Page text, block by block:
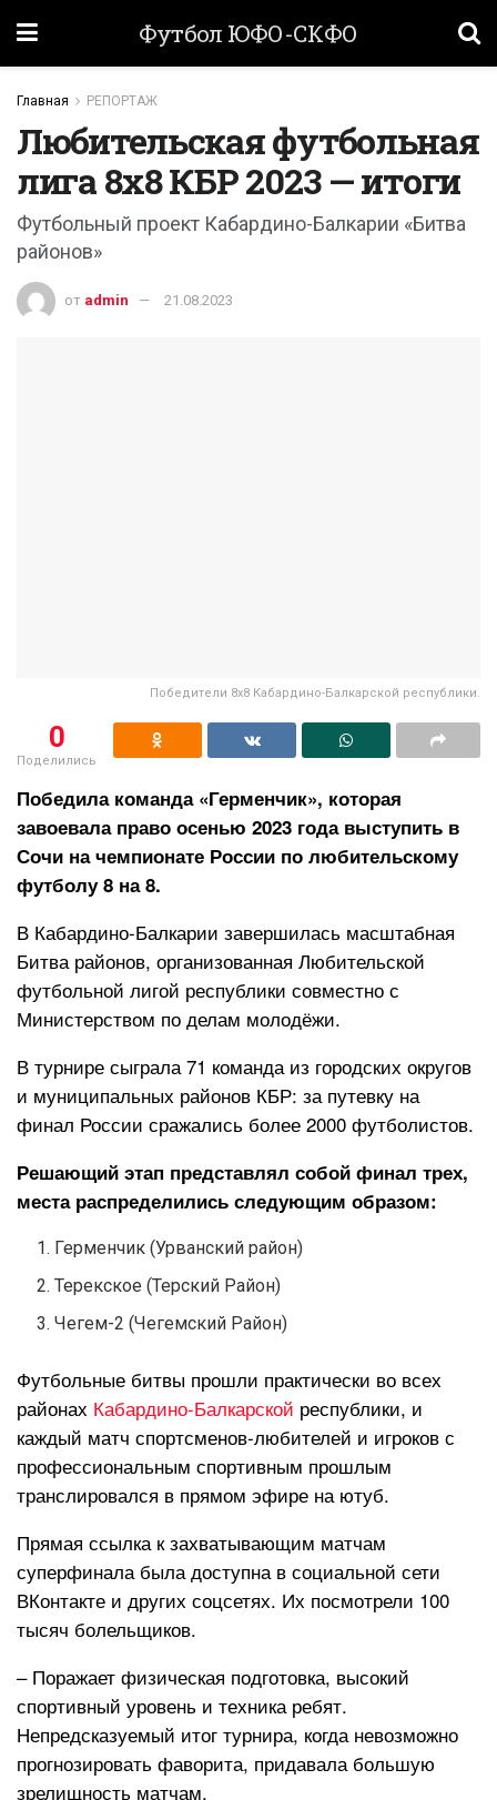
Футбол ЮФО-СКФО
Главная РЕПОРТАЖ
Любительская футбольная
лига 8х8 КБР 2023 — итоги
Футбольный проект Кабардино-Балкарии «Битва
районов»
от admin 21.08.2023
Победители 8х8 Кабардино-Балкарской республики.
0
Поделились
Победила команда «Герменчик», которая
завоевала право осенью 2023 года выступить в
Сочи на чемпионате России по любительскому
футболу 8 на 8.
В Кабардино-Балкарии завершилась масштабная
Битва районов, организованная Любительской
футбольной лигой республики совместно с
Министерством по делам молодёжи.
В турнире сыграла 71 команда из городских округов
и муниципальных районов КБР: за путевку на
финал России сражались более 2000 футболистов.
Решающий этап представлял собой финал трех,
места распределились следующим образом:
Герменчик (Урванский район)
Терекское (Терский Район)
Чегем-2 (Чегемский Район)
Футбольные битвы прошли практически во всех
районах Кабардино-Балкарской республики, и
каждый матч спортсменов-любителей и игроков с
профессиональным спортивным прошлым
транслировался в прямом эфире на ютуб.
Прямая ссылка к захватывающим матчам
суперфинала была доступна в социальной сети
ВКонтакте и других соцсетях. Их посмотрели 100
тысяч болельщиков.
– Поражает физическая подготовка, высокий
спортивный уровень и техника ребят.
Непредсказуемый итог турнира, когда невозможно
прогнозировать фаворита, придавала большую
зрелищность матчам.